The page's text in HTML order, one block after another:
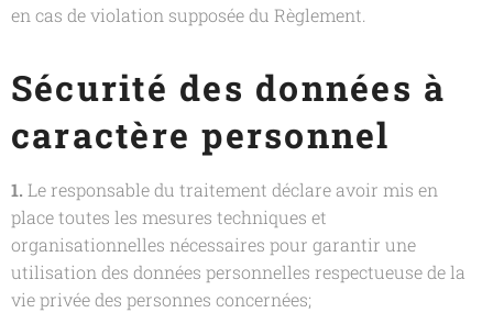
en cas de violation supposée du Règlement.
Sécurité des données à
caractère personnel
1. Le responsable du traitement déclare avoir mis en
place toutes les mesures techniques et
organisationnelles nécessaires pour garantir une
utilisation des données personnelles respectueuse de la
vie privée des personnes concernées;